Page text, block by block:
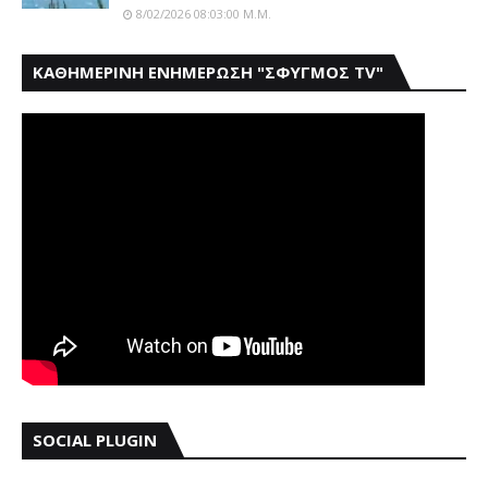
8/02/2026 08:03:00 Μ.μ.
ΚΑΘΗΜΕΡΙΝΗ ΕΝΗΜΕΡΩΣΗ "ΣΦΥΓΜΟΣ TV"
SOCIAL PLUGIN